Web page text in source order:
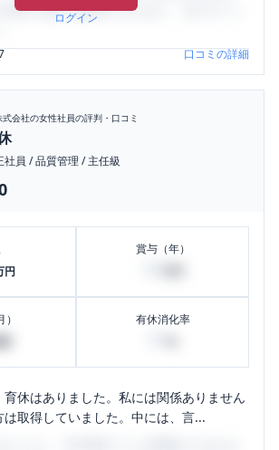
ログイン
現在の悩みを解消するために、ぜひサイト
口コミの詳細
式会社の女性社員の評判・口コミ
社員 /品質管理 /主任級
円
賞与（年）
有休消化率
育休はありました。私には関係ありません
取得していました。中には、言...